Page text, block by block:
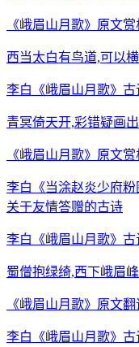
《峨眉山月歌》原文
西当太白有鸟道,可以
李白《峨眉山月歌》古
青冥倚天开,彩错疑画
《峨眉山月歌》原文赏
李白《当涂赵炎少府
关于友情答赠的古诗
李白《峨眉山月歌》
蜀僧抱绿绮,西下峨眉
《峨眉山月歌》原文
李白《峨眉山月歌》